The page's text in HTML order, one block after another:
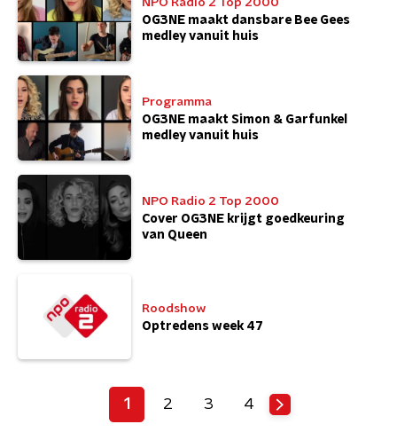
OG3NE maakt dansbare Bee Gees
medley vanuit huis
Programma
OG3NE maakt Simon & Garfunkel
medley vanuit huis
NPO Radio 2 Top 2000
Cover OG3NE krijgt goedkeuring
van Queen
Roodshow
Optredens week 47
1 2 3 4